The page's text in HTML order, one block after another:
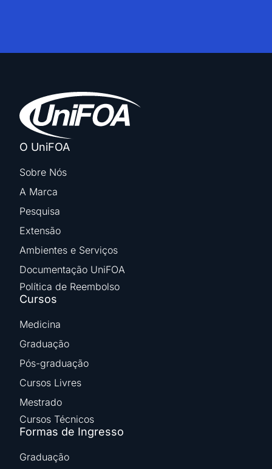
O UniFOA
Sobre Nós
A Marca
Pesquisa
Extensão
Ambientes e Serviços
Documentação UniFOA
Política de Reembolso
Cursos
Medicina
Graduação
Pós-graduação
Cursos Livres
Mestrado
Cursos Técnicos
Formas de Ingresso
Graduação